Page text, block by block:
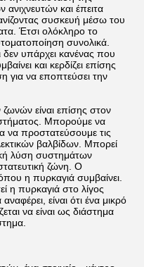
και έπειτα
συσκευή μέσω του
Έτσι ολόκληρο το
συνολικά.
υπάρχει κανένας που
και κερδίζει επίσης
για να εποπτεύσει την
είναι επίσης στον
Μπορούμε να
να προστατεύσουμε τις
βαλβίδων. Μπορεί
λύση συστημάτων
ζώνη. Ο
η πυρκαγιά συμβαίνει.
η πυρκαγιά στο λίγος
είναι ότι ένα μικρό
να είναι ως διάστημα